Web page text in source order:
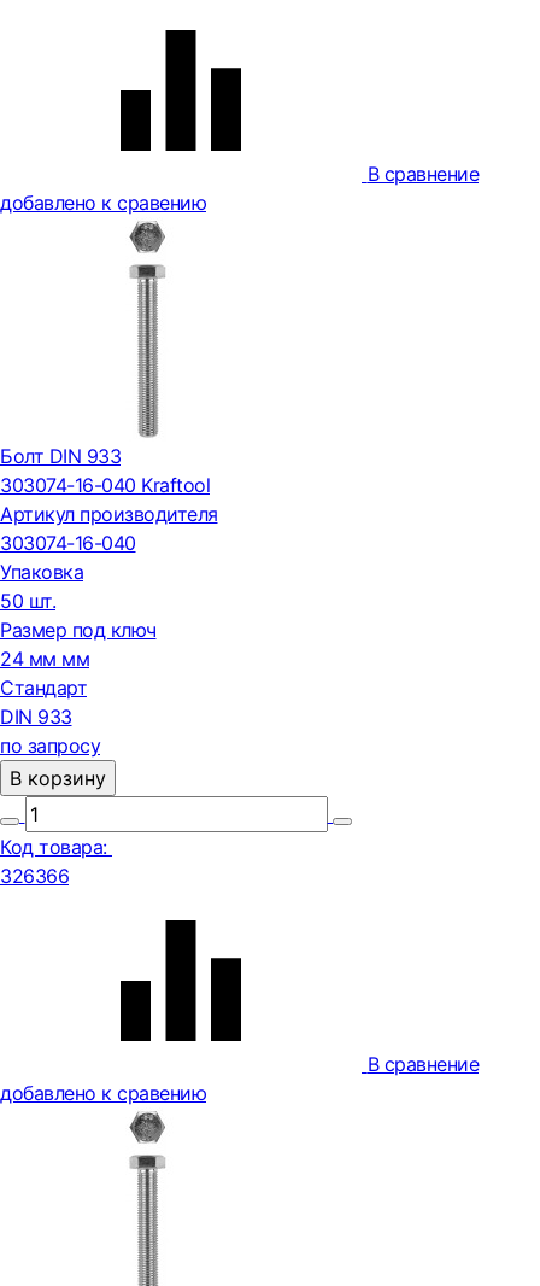
В сравнение
добавлено к сравению
Болт DIN 933
303074-16-040 Kraftool
Артикул производителя
303074-16-040
Упаковка
50 шт.
Размер под ключ
24 мм мм
Стандарт
DIN 933
по запросу
В корзину
Код товара:
326366
В сравнение
добавлено к сравению